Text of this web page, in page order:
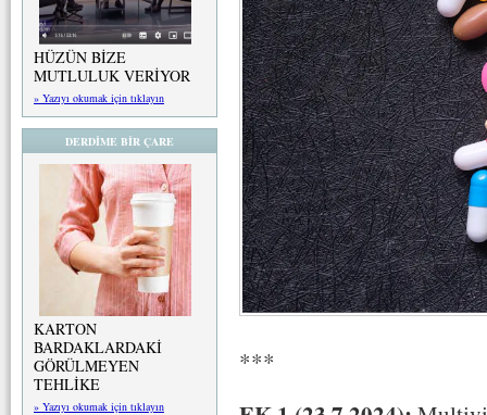
HÜZÜN BİZE
MUTLULUK VERİYOR
» Yazıyı okumak için tıklayın
DERDİME BİR ÇARE
KARTON
BARDAKLARDAKİ
GÖRÜLMEYEN
TEHLİKE
» Yazıyı okumak için tıklayın
***